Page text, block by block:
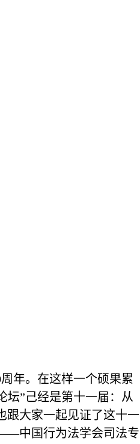
年。在这样一个硕果累
坛”己经是第十一届：从
跟大家一起见证了这十一
中国行为法学会司法专